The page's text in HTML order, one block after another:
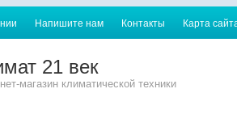
Напишите нам Контакты Карта
21 век
магазин климатической техники